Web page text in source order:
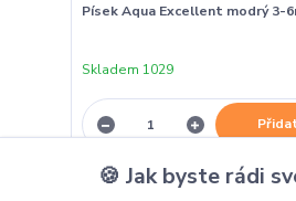
Písek Aqua Excellent modrý 3-
Skladem 1029
🍪 Jak byste rádi